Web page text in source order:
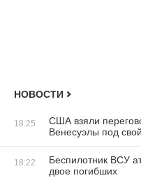
НОВОСТИ
18:25
США взяли
Венесуэлы под
18:22
Беспилотник ВСУ
двое погибших